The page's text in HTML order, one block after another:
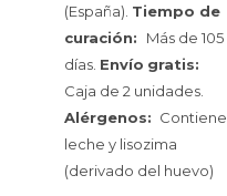
(España). Tiempo de
curación: Más de 105
días. Envío gratis:
Caja de 2 unidades.
Alérgenos: Contiene
leche y lisozima
(derivado del huevo)